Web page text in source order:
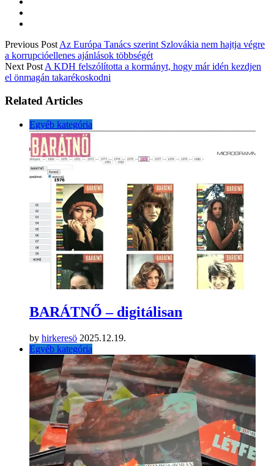
Previous Post Az Európa Tanács szerint Szlovákia nem hajtja végre
a korrupcióellenes ajánlások többségét
Next Post A KDH felszólította a kormányt, hogy már idén kezdjen
el önmagán takarékoskodni
Related Articles
Egyéb kategória
BARÁTNŐ – digitálisan
by hirkeresö 2025.12.19.
Egyéb kategória